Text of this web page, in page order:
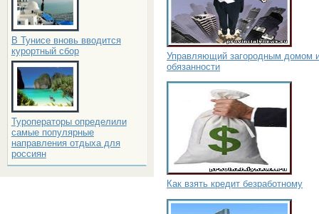
В Тунисе вновь вводится
курортный сбор
Туроператоры определили
самые популярные
направления отдыха для
россиян
Управляющий загородным домом
обязанности
Как взять кредит безработному